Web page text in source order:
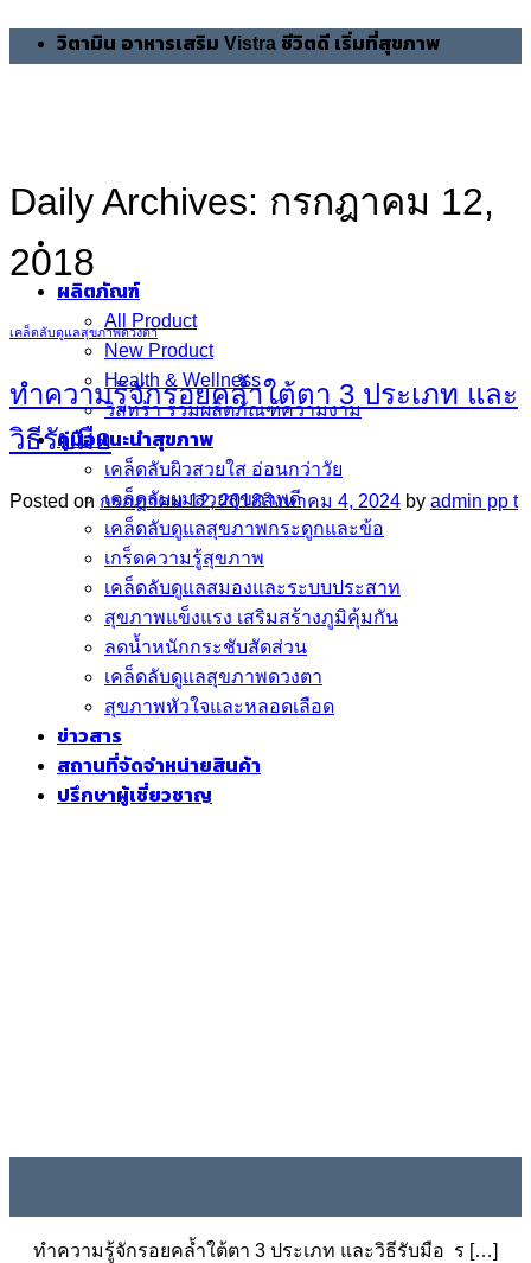
วิตามิน อาหารเสริม Vistra ชีวิตดี เริ่มที่สุขภาพ
ผลิตภัณฑ์
All Product
New Product
Health & Wellness
วิสทร้า รวมผลิตภัณฑ์ความงาม
คู่มือแนะนำสุขภาพ
เคล็ดลับผิวสวยใส อ่อนกว่าวัย
เคล็ดลับผมสวยสุขภาพดี
เคล็ดลับดูแลสุขภาพกระดูกและข้อ
เกร็ดความรู้สุขภาพ
เคล็ดลับดูแลสมองและระบบประสาท
สุขภาพแข็งแรง เสริมสร้างภูมิคุ้มกัน
ลดน้ำหนักกระชับสัดส่วน
เคล็ดลับดูแลสุขภาพดวงตา
สุขภาพหัวใจและหลอดเลือด
ข่าวสาร
สถานที่จัดจำหน่ายสินค้า
ปรึกษาผู้เชี่ยวชาญ
Daily Archives: กรกฎาคม 12,
2018
เคล็ดลับดูแลสุขภาพดวงตา
ทำความรู้จักรอยคล้ำใต้ตา 3 ประเภท และ
วิธีรับมือ
Posted on กรกฎาคม 12, 2018สิงหาคม 4, 2024 by admin pp t
ทำความรู้จักรอยคล้ำใต้ตา 3 ประเภท และวิธีรับมือ ร […]